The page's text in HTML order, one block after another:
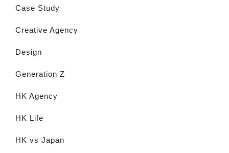
Case Study
Creative Agency
Design
Generation Z
HK Agency
HK Life
HK vs Japan